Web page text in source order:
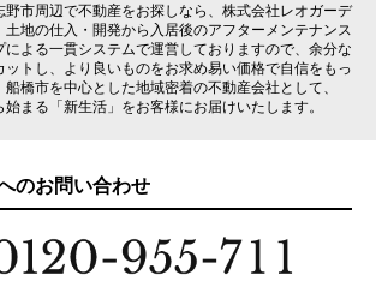
野市周辺で不動産をお探しなら、株式会社レオガーデ
土地の仕入・開発から入居後のアフターメンテナンス
による一貫システムで運営しておりますので、余分な
ットし、より良いものをお求め易い価格で自信をもっ
橋市を中心とした地域密着の不動産会社として、
始まる「新生活」をお客様にお届けいたします。
のお問い合わせ